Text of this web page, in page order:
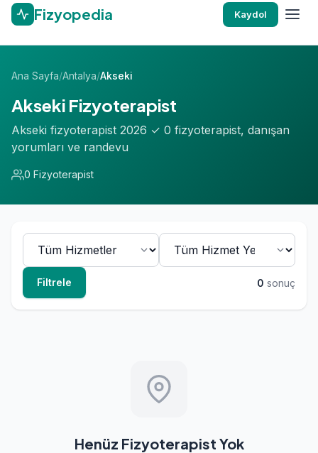
Fizyopedia Kaydol
Ana Sayfa/Antalya/Akseki
Akseki Fizyoterapist
Akseki fizyoterapist 2026 ✓ 0 fizyoterapist, danışan
yorumları ve randevu
0 Fizyoterapist
Filtrele 0 sonuç
Henüz Fizyoterapist Yok